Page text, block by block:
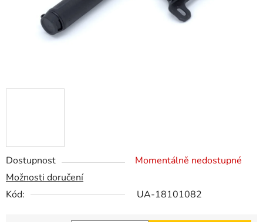
Dostupnost
Momentálně nedostupné
Možnosti doručení
Kód:
UA-18101082